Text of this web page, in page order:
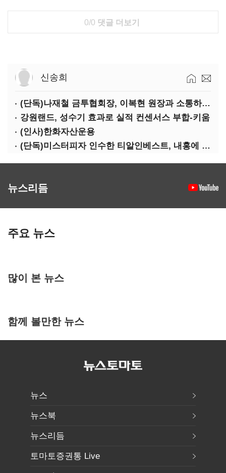
0/0 댓글 더보기
신송희
(단독)나재철 금투협회장, 이복현 원장과 소통하는 사이?
강원랜드, 성수기 효과로 실적 컨센서스 부합-키움
(인사)한화자산운용
(단독)미스터피자 인수한 티알인베스트, 내홍에 무너진 멜파스 인수전 참여
뉴스리듬
주요 뉴스
많이 본 뉴스
함께 볼만한 뉴스
뉴스
뉴스북
뉴스리듬
토마토증권통 Live